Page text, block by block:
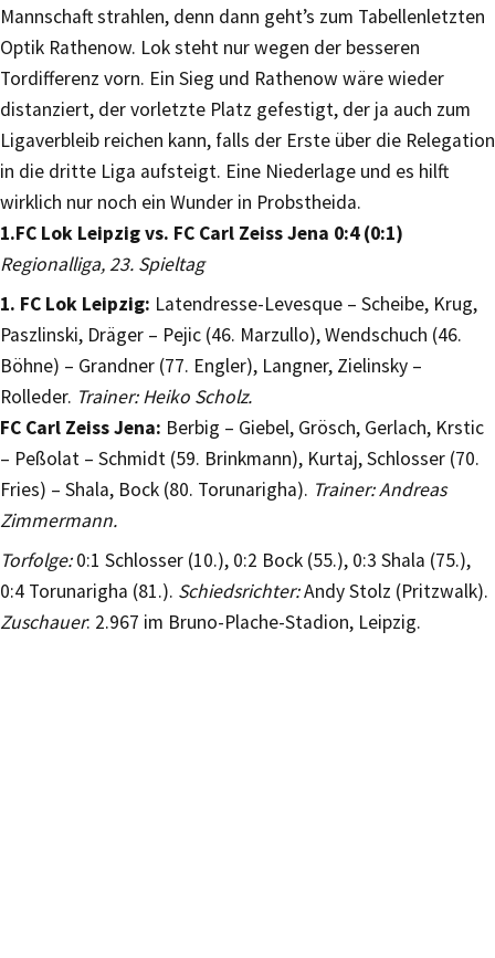
Mannschaft strahlen, denn dann geht’s zum Tabellenletzten
Optik Rathenow. Lok steht nur wegen der besseren
Tordifferenz vorn. Ein Sieg und Rathenow wäre wieder
distanziert, der vorletzte Platz gefestigt, der ja auch zum
Ligaverbleib reichen kann, falls der Erste über die Relegation
in die dritte Liga aufsteigt. Eine Niederlage und es hilft
wirklich nur noch ein Wunder in Probstheida.
1.FC Lok Leipzig vs. FC Carl Zeiss Jena 0:4 (0:1)
Regionalliga, 23. Spieltag
1. FC Lok Leipzig: Latendresse-Levesque – Scheibe, Krug,
Paszlinski, Dräger – Pejic (46. Marzullo), Wendschuch (46.
Böhne) – Grandner (77. Engler), Langner, Zielinsky –
Rolleder. Trainer: Heiko Scholz.
FC Carl Zeiss Jena: Berbig – Giebel, Grösch, Gerlach, Krstic
– Peßolat – Schmidt (59. Brinkmann), Kurtaj, Schlosser (70.
Fries) – Shala, Bock (80. Torunarigha). Trainer: Andreas
Zimmermann.
Torfolge:0:1 Schlosser (10.), 0:2 Bock (55.), 0:3 Shala (75.),
0:4 Torunarigha (81.). Schiedsrichter:Andy Stolz (Pritzwalk).
Zuschauer: 2.967 im Bruno-Plache-Stadion, Leipzig.